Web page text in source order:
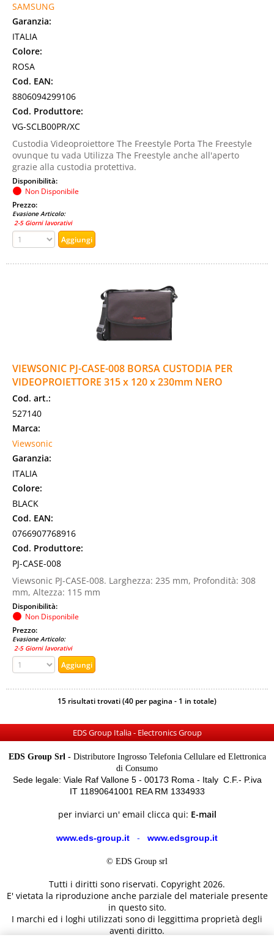
SAMSUNG
Garanzia:
ITALIA
Colore:
ROSA
Cod. EAN:
8806094299106
Cod. Produttore:
VG-SCLB00PR/XC
Custodia Videoproiettore The Freestyle Porta The Freestyle
ovunque tu vada Utilizza The Freestyle anche all'aperto
grazie alla custodia protettiva.
Disponibilità:
Non Disponibile
Prezzo:
Evasione Articolo:
2-5 Giorni lavorativi
VIEWSONIC PJ-CASE-008 BORSA CUSTODIA PER
VIDEOPROIETTORE 315 x 120 x 230mm NERO
Cod. art.:
527140
Marca:
Viewsonic
Garanzia:
ITALIA
Colore:
BLACK
Cod. EAN:
0766907768916
Cod. Produttore:
PJ-CASE-008
Viewsonic PJ-CASE-008. Larghezza: 235 mm, Profondità: 308
mm, Altezza: 115 mm
Disponibilità:
Non Disponibile
Prezzo:
Evasione Articolo:
2-5 Giorni lavorativi
15 risultati trovati (40 per pagina - 1 in totale)
EDS Group Italia - Electronics Group
EDS Group Srl -Distributore Ingrosso Telefonia Cellulare ed Elettronica
di Consumo
Sede legale: Viale Raf Vallone 5 - 00173 Roma - Italy C.F.- P.iva
IT 11890641001 REA RM 1334933
per inviarci un' email clicca qui: E-mail
www.eds-group.it - www.edsgroup.it
© EDS Group srl
Tutti i diritti sono riservati. Copyright 2026.
E' vietata la riproduzione anche parziale del materiale presente
in questo sito.
I marchi ed i loghi utilizzati sono di leggittima proprietà degli
aventi diritto.